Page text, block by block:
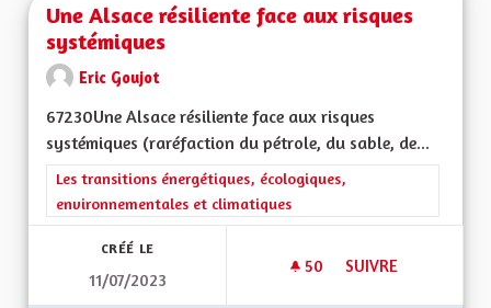
Une Alsace résiliente face aux risques
systémiques
Eric Goujot
67230Une Alsace résiliente face aux risques
systémiques (raréfaction du pétrole, du sable, de...
Filtrer les résultats de la catégorie : Les transitions
Les transitions énergétiques, écologiques,
environnementales et climatiques
CRÉÉ LE
11/07/2023
50 50 ABONNÉS
SUIVRE